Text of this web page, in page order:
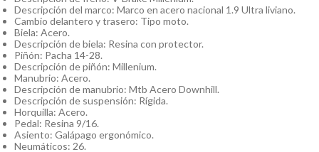
Descripción del marco: Marco en acero nacional 1.9 Ultra liviano.
Cambio delantero y trasero: Tipo moto.
Biela: Acero.
Descripción de biela: Resina con protector.
Piñón: Pacha 14-28.
Descripción de piñón: Millenium.
Manubrio: Acero.
Descripción de manubrio: Mtb Acero Downhill.
Descripción de suspensión: Rígida.
Horquilla: Acero.
Pedal: Resina 9/16.
Asiento: Galápago ergonómico.
Neumáticos: 26.